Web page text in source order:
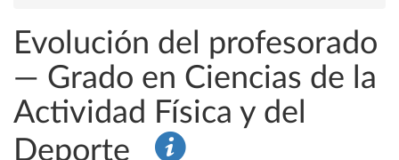
Evolución del profesorado
— Grado en Ciencias de la
Actividad Física y del
Deporte